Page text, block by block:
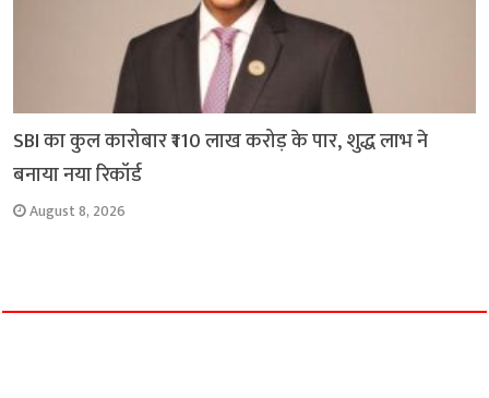
SBI का कुल कारोबार ₹110 लाख करोड़ के पार, शुद्ध लाभ ने
बनाया नया रिकॉर्ड
August 8, 2026